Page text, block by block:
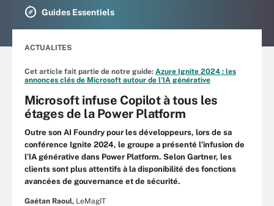
Guides Essentiels
ACTUALITES
Cet article fait partie de notre guide: Azure Ignite 2024 : les
annonces clés de Microsoft autour de l’IA générative
Microsoft infuse Copilot à tous les
étages de la Power Platform
Outre son AI Foundry pour les développeurs, lors de sa
conférence Ignite 2024, le groupe a présenté l’infusion de
l’IA générative dans Power Platform. Selon Gartner, les
clients sont plus attentifs à la disponibilité des fonctions
avancées de gouvernance et de sécurité.
Gaétan Raoul, LeMagIT